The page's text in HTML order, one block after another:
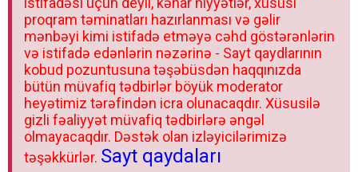
proqram təminatları hazırlanması və gəlir
mənbəyi kimi istifadə etməyə cəhd göstərənlərin
və istifadə edənlərin nəzərinə - Sayt qaydlarının
kobud pozuntusuna təşəbüsdən haqqınızda
bütün müvafiq tədbirlər böyük moderator
heyətimiz tərəfindən icra olunacaqdır. Xüsusilə
gizli fəaliyyət müvafiq tədbirlərə əngəl
olmayacaqdır. Dəstək olan izləyicilərimizə
təşəkkürlər. Sayt qaydaları